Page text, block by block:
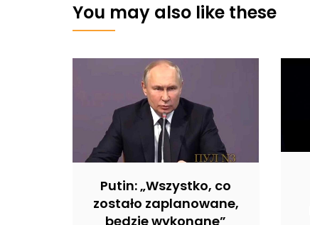
You may also like these
Putin: „Wszystko, co
zostało zaplanowane,
będzie wykonane”